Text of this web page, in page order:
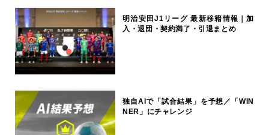
明治安田J1リーグ 最新移籍情報｜加
入・退団・契約満了・引退まとめ
独自AIで「試合結果」を予想／「WIN
NER」にチャレンジ